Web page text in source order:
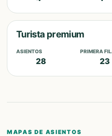
Turista premium
ASIENTOS
28
PRIMERA
23
MAPAS DE ASIENTOS